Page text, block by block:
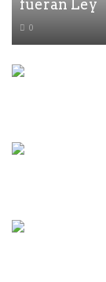
fueran Ley
0